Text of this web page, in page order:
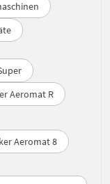
Aeromat R
Aeromat 8